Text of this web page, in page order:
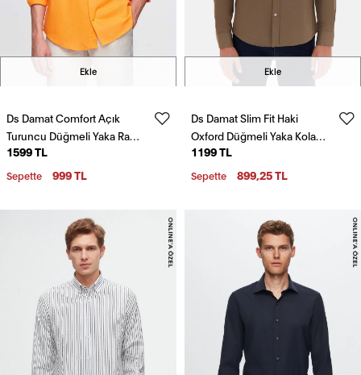
Ekle
Ds Damat Comfort Açık
Turuncu Düğmeli Yaka Rahat
Kesim Keten Görünümlü
%100 Pamuk Gömlek
1599 TL
Sepette 999 TL
Ekle
Ds Damat Slim Fit Haki
Oxford Düğmeli Yaka Kolay
Ütülenebilir Nakış Detaylı
Pamuklu Gömlek
1199 TL
Sepette 899,25 TL